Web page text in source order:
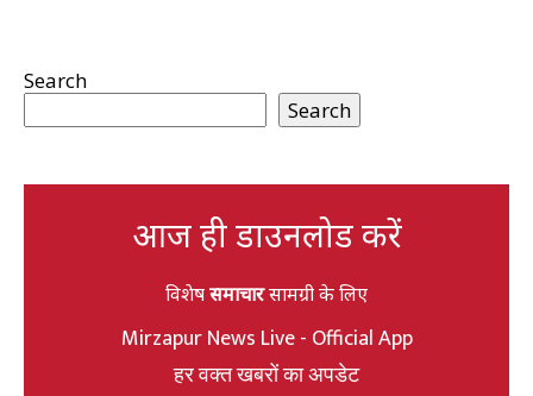
Search
Search
आज ही डाउनलोड करें
विशेषसमाचारसामग्री के लिए
Mirzapur News Live - Official App
हर वक्त खबरों का अपडेट